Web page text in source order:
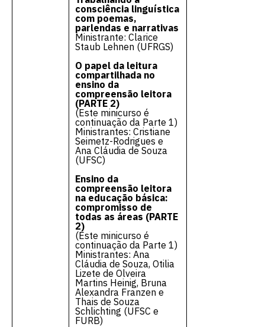
consciência linguística
com poemas,
parlendas e narrativas
Ministrante: Clarice
Staub Lehnen (UFRGS)
O papel da leitura
compartilhada no
ensino da
compreensão leitora
(PARTE 2)
(Este minicurso é
continuação da Parte 1)
Ministrantes: Cristiane
Seimetz-Rodrigues e
Ana Cláudia de Souza
(UFSC)
Ensino da
compreensão leitora
na educação básica:
compromisso de
todas as áreas (PARTE
2)
(Este minicurso é
continuação da Parte 1)
Ministrantes: Ana
Cláudia de Souza, Otilia
Lizete de Olveira
Martins Heinig, Bruna
Alexandra Franzen e
Thais de Souza
Schlichting (UFSC e
FURB)